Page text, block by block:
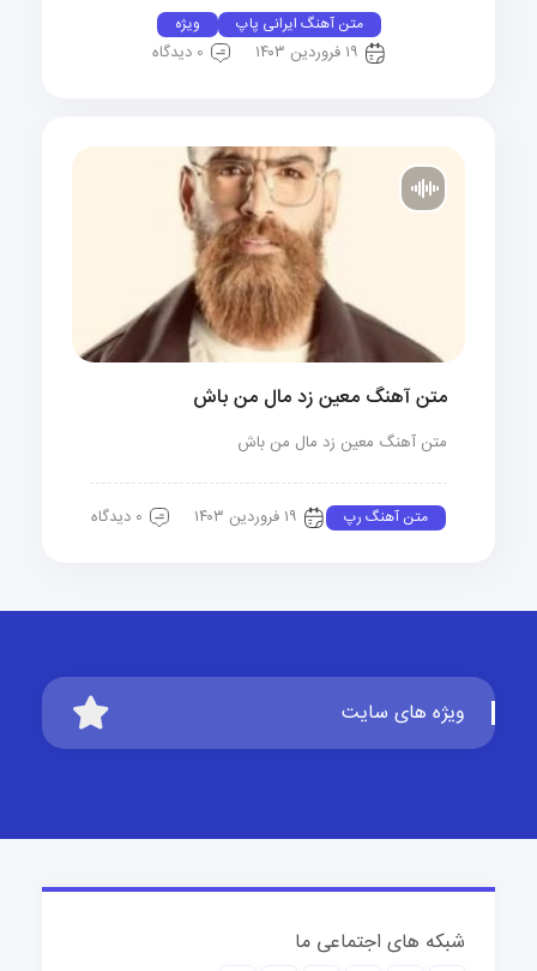
متن آهنگ ایرانی پاپ ویژه
۱۹ فروردین ۱۴۰۳ 0 دیدگاه
متن آهنگ معین زد مال من باش
متن آهنگ معین زد مال من باش
متن آهنگ رپ ۱۹ فروردین ۱۴۰۳ 0 دیدگاه
ویژه های سایت
شبکه های اجتماعی ما